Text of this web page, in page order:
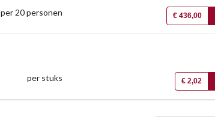
per 20 personen € 436,00
per stuks € 2,02